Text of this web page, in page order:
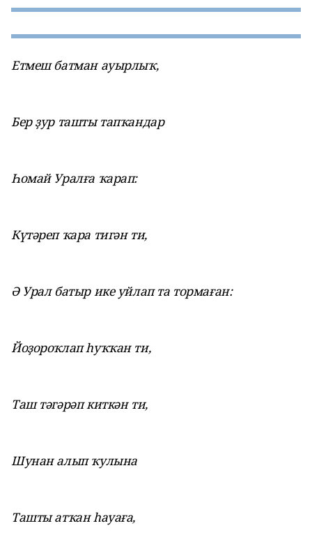
Етмеш батман ауырлыҡ,
Бер ҙур ташты тапҡандар
Һомай Уралға ҡарап:
Күтәреп ҡара тигән ти,
Ә Урал батыр ике уйлап та тормаған:
Йоҙороҡлап һуҡҡан ти,
Таш тәгәрәп киткән ти,
Шунан алып ҡулына
Ташты атҡан һауаға,